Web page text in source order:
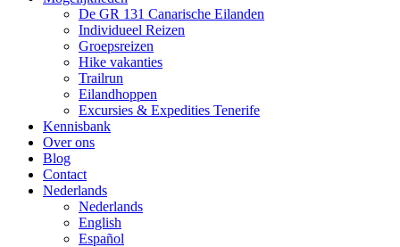
De GR 131 Canarische Eilanden
Individueel Reizen
Groepsreizen
Hike vakanties
Trailrun
Eilandhoppen
Excursies & Expedities Tenerife
Kennisbank
Over ons
Blog
Contact
Nederlands
Nederlands
English
Español